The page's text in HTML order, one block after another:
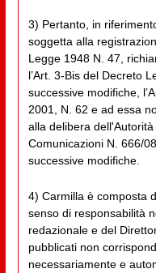
3) Pertanto, in
soggetta alla
Legge 1948 N. 47,
l’Art. 3-Bis del Decreto
successive modifiche,
2001, N. 62 e ad essa
alla delibera
Comunicazioni N. 666/
successive modifiche.
4) Carmilla è composta
senso di responsabilità
redazionale e del
pubblicati non
necessariamente e